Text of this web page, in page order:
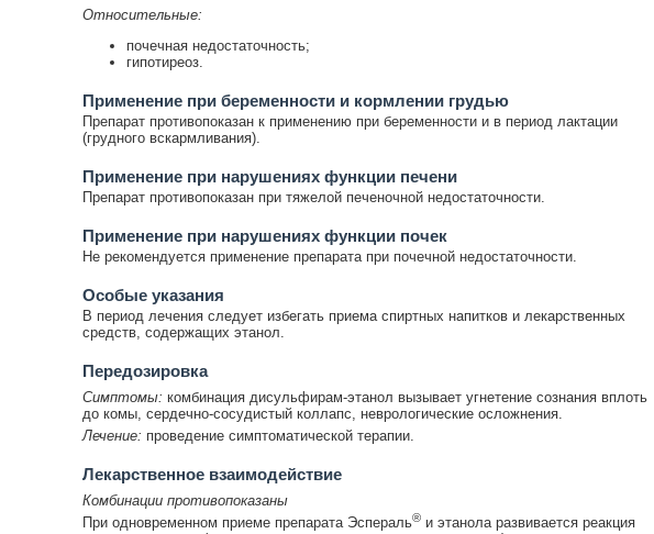
Относительные:
почечная недостаточность;
гипотиреоз.
Применение при беременности и кормлении грудью
Препарат противопоказан к применению при беременности и в период лактации
(грудного вскармливания).
Применение при нарушениях функции печени
Препарат противопоказан при тяжелой печеночной недостаточности.
Применение при нарушениях функции почек
Не рекомендуется применение препарата при почечной недостаточности.
Особые указания
В период лечения следует избегать приема спиртных напитков и лекарственных
средств, содержащих этанол.
Передозировка
Симптомы: комбинация дисульфирам-этанол вызывает угнетение сознания вплоть
до комы, сердечно-сосудистый коллапс, неврологические осложнения.
Лечение: проведение симптоматической терапии.
Лекарственное взаимодействие
Комбинации противопоказаны
При одновременном приеме препарата Эспераль®и этанола развивается реакция